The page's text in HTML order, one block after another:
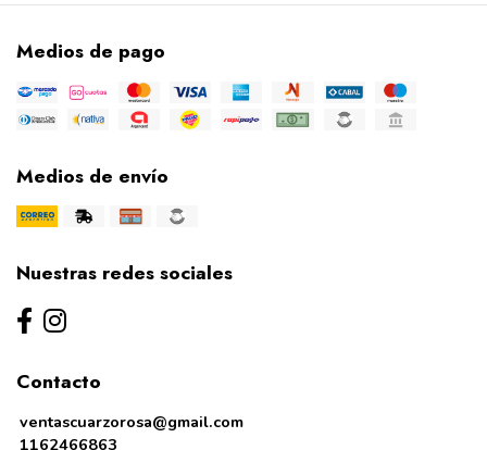
Medios de pago
Medios de envío
Nuestras redes sociales
Contacto
ventascuarzorosa@gmail.com
1162466863